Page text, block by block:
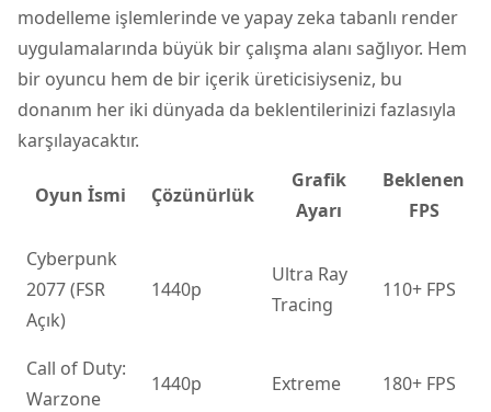
modelleme işlemlerinde ve yapay zeka tabanlı render
uygulamalarında büyük bir çalışma alanı sağlıyor. Hem
bir oyuncu hem de bir içerik üreticisiyseniz, bu
donanım her iki dünyada da beklentilerinizi fazlasıyla
karşılayacaktır.
Oyun İsmi Çözünürlük
Grafik
Ayarı
Beklenen
FPS
Cyberpunk
2077 (FSR
Açık)
1440p
Ultra Ray
Tracing
110+ FPS
Call of Duty:
Warzone
1440p Extreme 180+ FPS